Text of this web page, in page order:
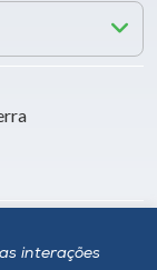
interações